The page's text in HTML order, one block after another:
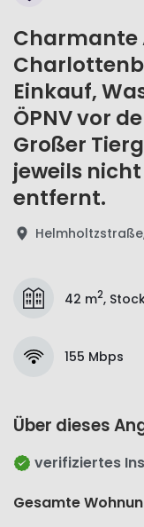
Charmante
Einkauf,
ÖPNV vor
Großer
jeweils
entfernt.
42 m2,
155 Mbps
Über dieses
verifiziertes
Gesamte